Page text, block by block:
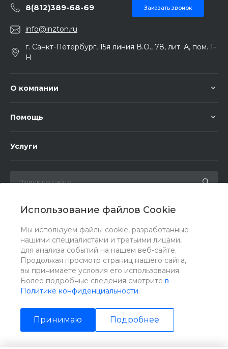
Использование файлов Cookie
Мы используем файлы cookie, разработанные
нашими специалистами и третьими лицами,
для анализа событий на нашем веб-сайте.
Продолжая просмотр страниц нашего сайта,
вы принимаете условия его использования.
Более подробные сведения смотрите в
Политике конфиденциальности.
Принимаю Подробнее
8(812)389-68-69 Заказать звонок
info@inzton.ru
г. Санкт-Петербург, 15я линия В.О., 78, лит. А, пом. 1-
Н
О компании
Помощь
Услуги